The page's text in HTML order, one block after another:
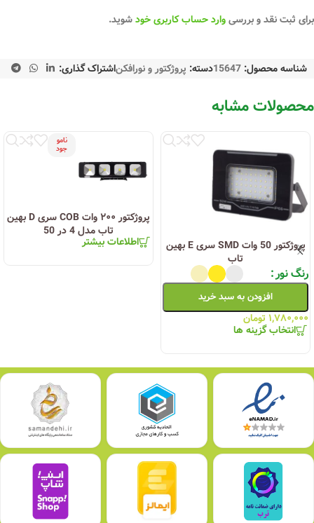
برای ثبت نقد و بررسیوارد حساب کاربری خودشوید.
شناسه محصول: 15647دسته: پروژکتور و نورافکناشتراک گذاری:
محصولات مشابه
پروژکتور 50 وات SMD سری E بهین
تاب
رنگ نور
افزودن به سبد خرید
۱,۷۸۰,۰۰۰ تومان
انتخاب گزینه ها
نامو
جود
پروژکتور ۲۰۰ وات COB سری D بهین
تاب مدل 4 در 50
اطلاعات بیشتر